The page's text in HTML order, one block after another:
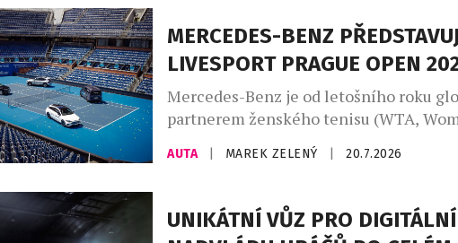
divize zakázkových úprav Q by Aston
uplatňují své bezkonkurenční
vozů na míru a speciálních modelů a
ukázkou je […]
MERCEDES-BENZ
LIVESPORT PRAGUE OPEN
Mercedes-Benz je od letošního roku
partnerem ženského tenisu (WTA,
kategorie WTA 1000, 500 a 250.
značky Mercedes-Benz pokračuje také v
republice. Tenisový turnaj WTA
AUTA MAREK ZELENÝ 20.7.2026
UNIKÁTNÍ VŮZ PRO DIGITÁLNÍ